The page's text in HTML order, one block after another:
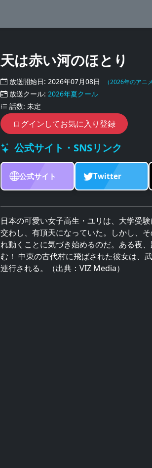
天は赤い河のほとり
放送開始日: 2026年07月08日 （2026年のアニ
放送クール: 2026年夏クール
話数: 未定
ログインしてお気に入り登録
公式サイト・SNSリンク
公式サイト Twitter
日本の可愛い女子高生・ユリは、大学受
交わし、有頂天になっていた。しかし、
れ動くことに気づき始めるのだ。ある夜
む！ 中東の古代村に飛ばされた彼女は、
連行される。（出典：VIZ Media）